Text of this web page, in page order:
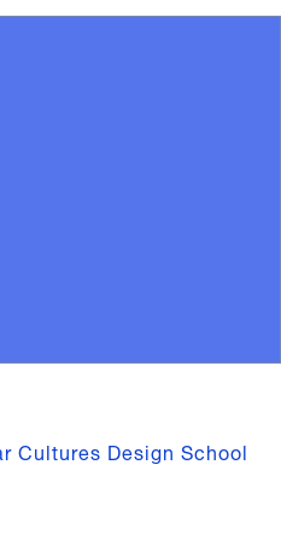
Cultures Design School